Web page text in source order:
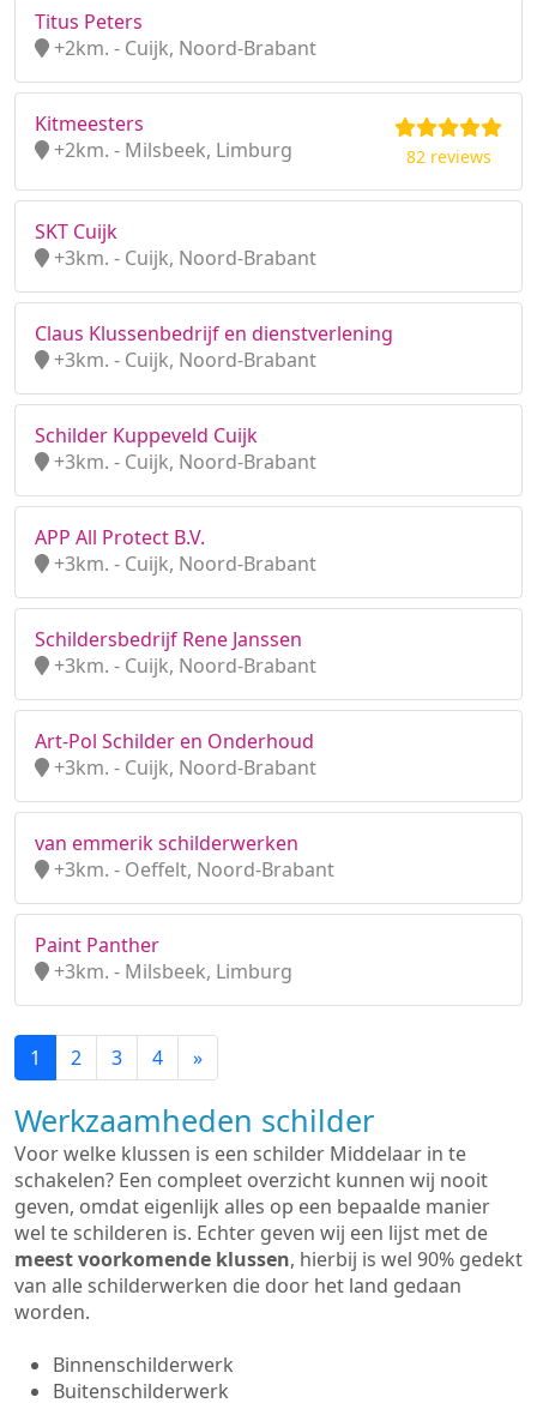
Titus Peters
+2km. - Cuijk, Noord-Brabant
Kitmeesters
+2km. - Milsbeek, Limburg
82 reviews
SKT Cuijk
+3km. - Cuijk, Noord-Brabant
Claus Klussenbedrijf en dienstverlening
+3km. - Cuijk, Noord-Brabant
Schilder Kuppeveld Cuijk
+3km. - Cuijk, Noord-Brabant
APP All Protect B.V.
+3km. - Cuijk, Noord-Brabant
Schildersbedrijf Rene Janssen
+3km. - Cuijk, Noord-Brabant
Art-Pol Schilder en Onderhoud
+3km. - Cuijk, Noord-Brabant
van emmerik schilderwerken
+3km. - Oeffelt, Noord-Brabant
Paint Panther
+3km. - Milsbeek, Limburg
1 2 3 4 »
Werkzaamheden schilder
Voor welke klussen is een schilder Middelaar in te
schakelen? Een compleet overzicht kunnen wij nooit
geven, omdat eigenlijk alles op een bepaalde manier
wel te schilderen is. Echter geven wij een lijst met de
meest voorkomende klussen, hierbij is wel 90% gedekt
van alle schilderwerken die door het land gedaan
worden.
Binnenschilderwerk
Buitenschilderwerk